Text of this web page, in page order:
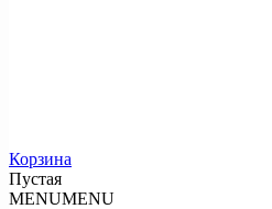
Корзина
Пустая
MENUMENU